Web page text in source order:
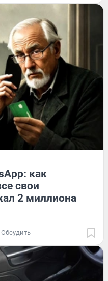
как
свои
2 миллиона
Обсудить